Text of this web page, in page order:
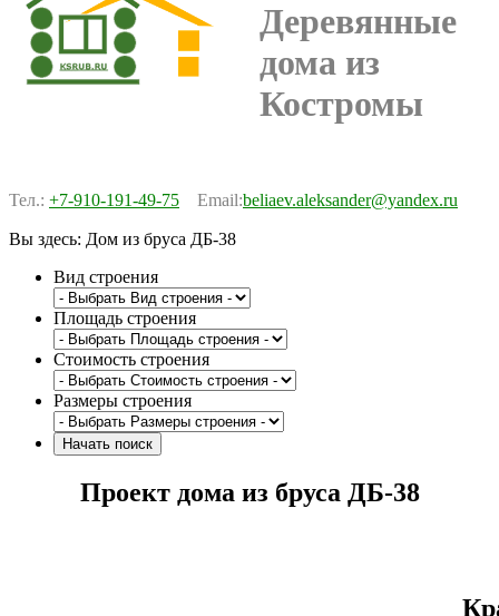
Деревянные
дома из
Костромы
Тел.: +7-910-191-49-75 Email:beliaev.aleksander@yandex.ru
Вы здесь: Дом из бруса ДБ-38
Вид строения
Площадь строения
Стоимость строения
Размеры строения
Проект дома из бруса ДБ-38